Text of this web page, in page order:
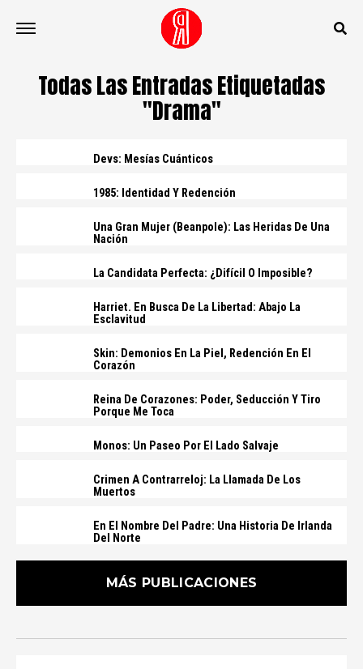
Todas Las Entradas Etiquetadas
"Drama"
Devs: Mesías Cuánticos
1985: Identidad Y Redención
Una Gran Mujer (Beanpole): Las Heridas De Una
Nación
La Candidata Perfecta: ¿Difícil O Imposible?
Harriet. En Busca De La Libertad: Abajo La
Esclavitud
Skin: Demonios En La Piel, Redención En El
Corazón
Reina De Corazones: Poder, Seducción Y Tiro
Porque Me Toca
Monos: Un Paseo Por El Lado Salvaje
Crimen A Contrarreloj: La Llamada De Los
Muertos
En El Nombre Del Padre: Una Historia De Irlanda
Del Norte
MÁS PUBLICACIONES